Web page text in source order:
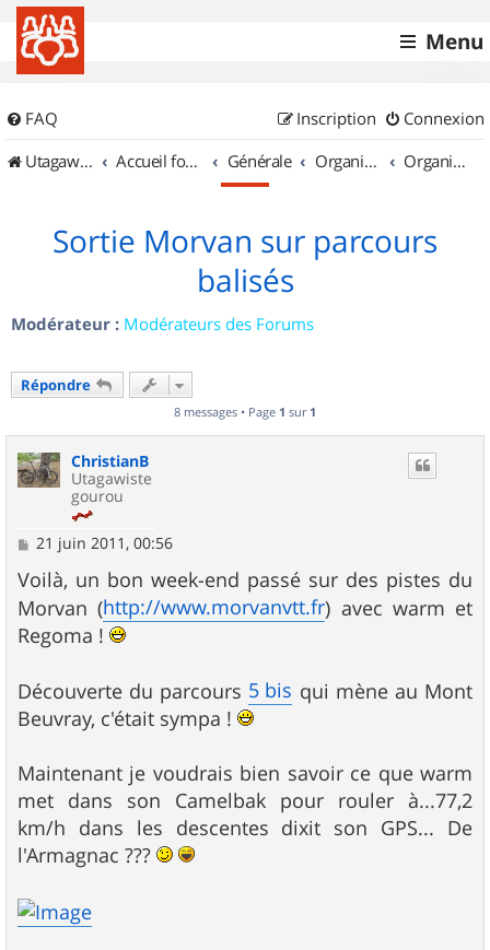
Menu
FAQ Connexion
Inscription
UtagawaVTT (Randos VTT et VTTAE avec traces GPS)
Accueil forum Générale Organisation de sorties & Recherche de partenaires Organisation de sorties en région Bourgogne
Sortie Morvan sur parcours
balisés
Modérateur : Modérateurs des Forums
Répondre
8 messages • Page 1 sur 1
ChristianB
Utagawiste
gourou
M
s
s
a
g
e
21 juin 2011, 00:56
Voilà, un bon week-end passé sur des pistes du
Morvan (http://www.morvanvtt.fr) avec warm et
Regoma !
Découverte du parcours 5 bis qui mène au Mont
Beuvray, c'était sympa !
Maintenant je voudrais bien savoir ce que warm
met dans son Camelbak pour rouler à...77,2
km/h dans les descentes dixit son GPS... De
l'Armagnac ???